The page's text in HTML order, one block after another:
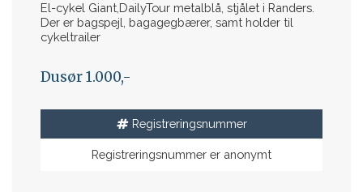
El-cykel Giant,DailyTour metalblå, stjålet i Randers.
Der er bagspejl, bagagegbærer, samt holder til
cykeltrailer
Dusør 1.000,-
Registreringsnummer
Registreringsnummer er anonymt